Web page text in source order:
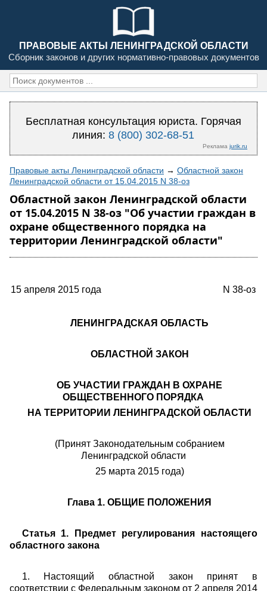
ПРАВОВЫЕ АКТЫ ЛЕНИНГРАДСКОЙ ОБЛАСТИ
Сборник законов и других нормативно-правовых документов
Бесплатная консультация юриста. Горячая
линия:8 (800) 302-68-51
Реклама jurik.ru
Правовые акты Ленинградской области → Областной закон
Ленинградской области от 15.04.2015 N 38-оз
Областной закон Ленинградской области
от 15.04.2015 N 38-оз "Об участии граждан в
охране общественного порядка на
территории Ленинградской области"
15 апреля 2015 года N 38-оз
ЛЕНИНГРАДСКАЯ ОБЛАСТЬ
ОБЛАСТНОЙ ЗАКОН
ОБ УЧАСТИИ ГРАЖДАН В ОХРАНЕ
ОБЩЕСТВЕННОГО ПОРЯДКА
НА ТЕРРИТОРИИ ЛЕНИНГРАДСКОЙ ОБЛАСТИ
(Принят Законодательным собранием
Ленинградской области
25 марта 2015 года)
Глава 1. ОБЩИЕ ПОЛОЖЕНИЯ
Статья 1. Предмет регулирования настоящего
областного закона
1. Настоящий областной закон принят в
соответствии с Федеральным законом от 2 апреля 2014